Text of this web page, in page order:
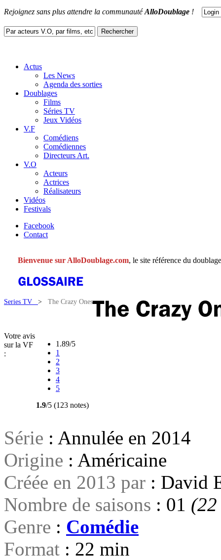
Rejoignez sans plus attendre la communautéAlloDoublage !
Actus
Les News
Agenda des sorties
Doublages
Films
Séries TV
Jeux Vidéos
V.F
Comédiens
Comédiennes
Directeurs Art.
V.O
Acteurs
Actrices
Réalisateurs
Vidéos
Festivals
Facebook
Contact
Bienvenue sur AlloDoublage.com, le site référence du
Series TV > The Crazy Ones
Votre avis
sur la VF
:
1.89/5
1
2
3
4
5
1.9/5 (123 notes)
Série : Annulée en 2014
Origine : Américaine
Créée en 2013 par : David
Nombre de saisons : 01 (22
Genre : Comédie
Format : 22 min